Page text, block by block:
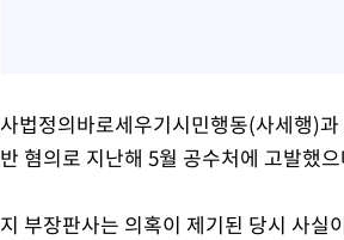
사법정의바로세우기시민행동(사세행)
반 혐의로 지난해 5월 공수처에 고발했
지 부장판사는 의혹이 제기된 당시 사실